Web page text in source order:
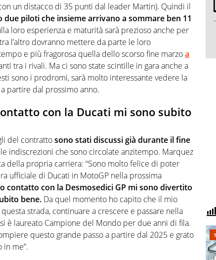
un distacco di 35 punti dal leader Martin). Quindi il
due piloti che insieme arrivano a sommare ben 11
loro esperienza e maturità sarà prezioso anche per
l’altro dovranno mettere da parte le loro
e più fragorosa quella dello scorso fine marzoa
tra i rivali. Ma ci sono state scintille in gara anche a
sono i prodromi, sarà molto interessante vedere la
partire dal prossimo anno.
con la Ducati mi sono subito
del contrattosono stati discussi già durante il fine
indiscrezioni che sono circolate anzitempo. Marquez
della propria carriera: “Sono molto felice di poter
ufficiale di Ducati in MotoGP nella prossima
contatto con la Desmosedici GP mi sono divertito
bene. Da quel momento ho capito che il mio
strada, continuare a crescere e passare nella
è laureato Campione del Mondo per due anni di fila.
questo grande passo a partire dal 2025 e grato
me”.